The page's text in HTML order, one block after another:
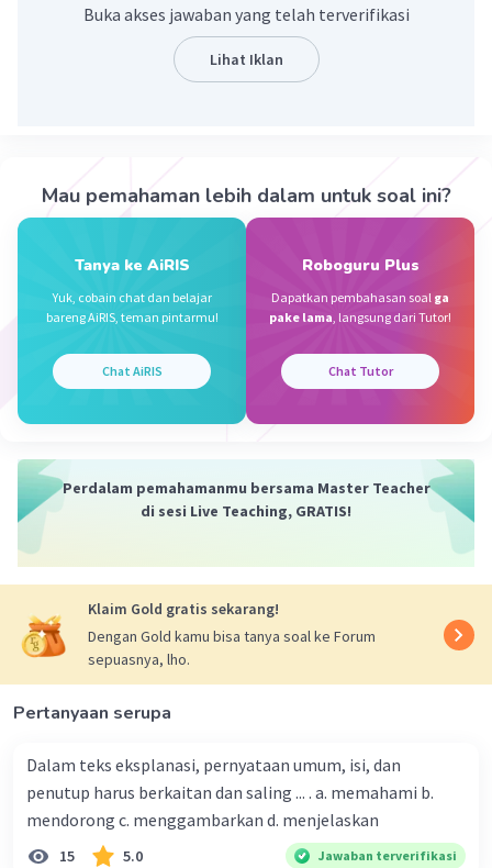
Community Level 89
26 September 2023 10:33
pendek dari pantun.
Beri Rating·0.0 Balas
Buka akses jawaban yang telah terverifikasi
Lihat Iklan
Mau pemahaman lebih dalam untuk soal ini?
Tanya ke AiRIS
Yuk, cobain chat dan belajar
bareng AiRIS, teman pintarmu!
Chat AiRIS
Roboguru Plus
Dapatkan pembahasan soal ga
pake lama, langsung dari Tutor!
Chat Tutor
Perdalam pemahamanmu bersama Master Teacher
di sesi Live Teaching, GRATIS!
Klaim Gold gratis sekarang!
Dengan Gold kamu bisa tanya soal ke Forum
sepuasnya, lho.
Pertanyaan serupa
Dalam teks eksplanasi, pernyataan umum, isi, dan
penutup harus berkaitan dan saling ... . a. memahami b.
mendorong c. menggambarkan d. menjelaskan
15 5.0 Jawaban terverifikasi